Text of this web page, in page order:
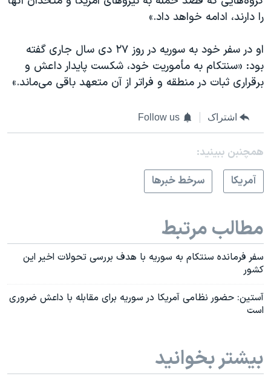
را دارند، ادامه خواهد داد.»
او در سفر خود به سوریه در روز ۲۷ دی سال جاری گفته
بود: «سنتکام به مأموریت خود، شکست پایدار داعش و
برقراری ثبات در منطقه و فراتر از آن متعهد باقی می‌ماند.»
اشتراک Follow us
همچنبن ببینید:
آمريکا
سرخط خبرها
مطالب مرتبط
سفر فرمانده سنتکام به سوریه با هدف بررسی تحولات اخیر این
کشور
آستین: حضور نظامی آمریکا در سوریه برای مقابله با داعش ضروری
است
بیشتر بخوانید